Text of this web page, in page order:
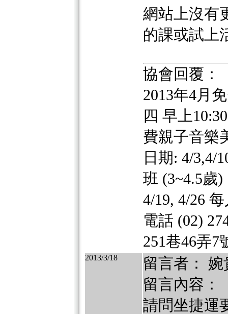
網站上沒有
的課或試上
協會回覆：
2013年4月
四 早上
費親子音樂
日期: 4/3,4/
班 (3~4.5歲
4/19, 4/26
電話 (02)
251巷46弄7
2013/3/18
留言者： 婉
留言內容：
請問坐捷運